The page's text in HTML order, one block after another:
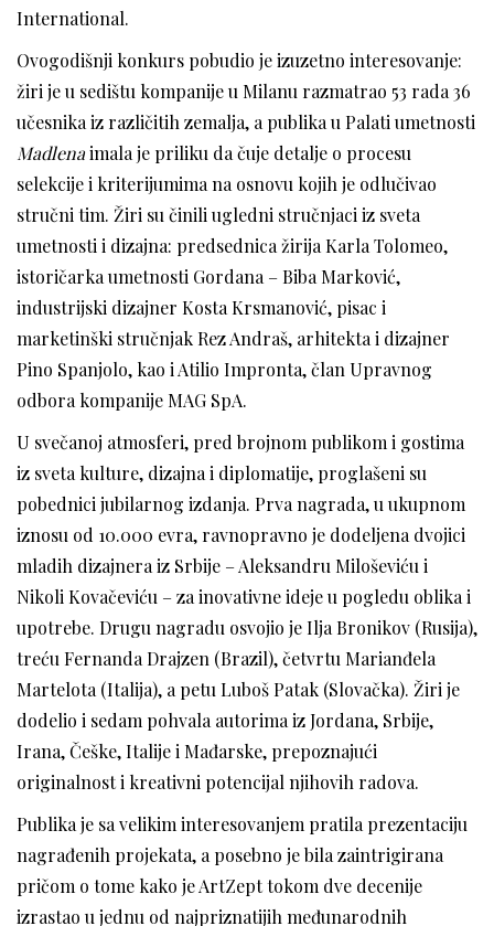
International.
Ovogodišnji konkurs pobudio je izuzetno interesovanje:
žiri je u sedištu kompanije u Milanu razmatrao 53 rada 36
učesnika iz različitih zemalja, a publika u Palati umetnosti
Madlenaimala je priliku da čuje detalje o procesu
selekcije i kriterijumima na osnovu kojih je odlučivao
stručni tim. Žiri su činili ugledni stručnjaci iz sveta
umetnosti i dizajna: predsednica žirija Karla Tolomeo,
istoričarka umetnosti Gordana – Biba Marković,
industrijski dizajner Kosta Krsmanović, pisac i
marketinški stručnjak Rez Andraš, arhitekta i dizajner
Pino Spanjolo, kao i Atilio Impronta, član Upravnog
odbora kompanije MAG SpA.
U svečanoj atmosferi, pred brojnom publikom i gostima
iz sveta kulture, dizajna i diplomatije, proglašeni su
pobednici jubilarnog izdanja. Prva nagrada, u ukupnom
iznosu od 10.000 evra, ravnopravno je dodeljena dvojici
mladih dizajnera iz Srbije – Aleksandru Miloševiću i
Nikoli Kovačeviću – za inovativne ideje u pogledu oblika i
upotrebe. Drugu nagradu osvojio je Ilja Bronikov (Rusija),
treću Fernanda Drajzen (Brazil), četvrtu Marianđela
Martelota (Italija), a petu Luboš Patak (Slovačka). Žiri je
dodelio i sedam pohvala autorima iz Jordana, Srbije,
Irana, Češke, Italije i Mađarske, prepoznajući
originalnost i kreativni potencijal njihovih radova.
Publika je sa velikim interesovanjem pratila prezentaciju
nagrađenih projekata, a posebno je bila zaintrigirana
pričom o tome kako je ArtZept tokom dve decenije
izrastao u jednu od najpriznatijih međunarodnih